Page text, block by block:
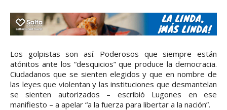
Los golpistas son así. Poderosos que siempre están
atónitos ante los “desquicios” que produce la democracia.
Ciudadanos que se sienten elegidos y que en nombre de
las leyes que violentan y las instituciones que desmantelan
se sienten autorizados – escribió Lugones en ese
manifiesto – a apelar “a la fuerza para libertar a la nación”.